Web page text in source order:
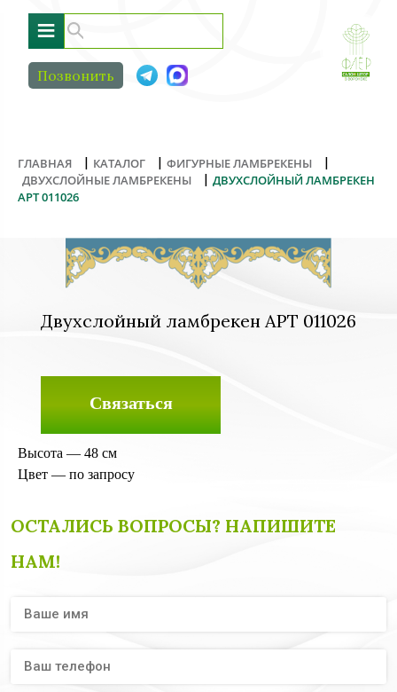
≡
Позвонить
ГЛАВНАЯ | КАТАЛОГ | ФИГУРНЫЕ ЛАМБРЕКЕНЫ |
ДВУХСЛОЙНЫЕ ЛАМБРЕКЕНЫ | ДВУХСЛОЙНЫЙ ЛАМБРЕКЕН
АРТ 011026
Двухслойный ламбрекен АРТ 011026
Связаться
Высота — 48 см
Цвет — по запросу
ОСТАЛИСЬ ВОПРОСЫ? НАПИШИТЕ
НАМ!